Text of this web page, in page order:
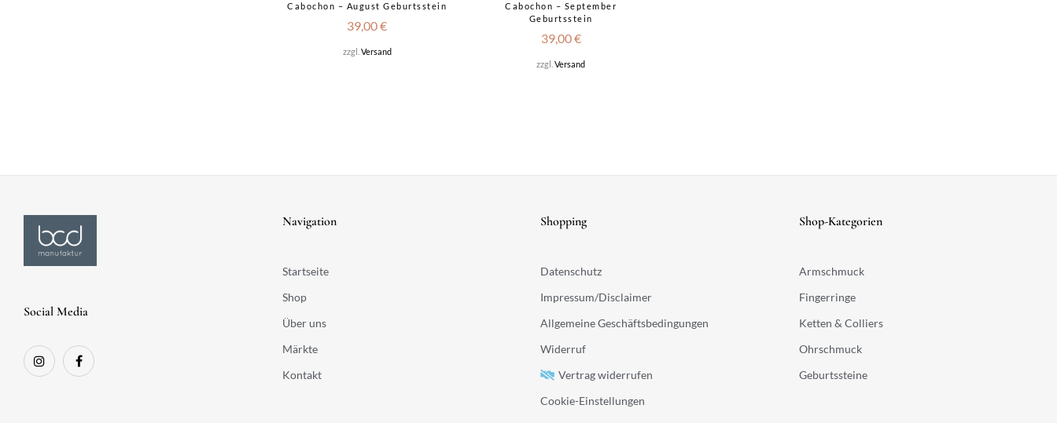
Cabochon – August Geburtsstein
39,00€
zzgl. Versand
Cabochon – September
Geburtsstein
39,00€
zzgl.Versand
Social Media
Navigation
Startseite
Shop
Über uns
Märkte
Kontakt
Shopping
Datenschutz
Impressum/Disclaimer
Allgemeine Geschäftsbedingungen
Widerruf
Vertrag widerrufen
Cookie-Einstellungen
Shop-Kategorien
Armschmuck
Fingerringe
Ketten & Colliers
Ohrschmuck
Geburtssteine